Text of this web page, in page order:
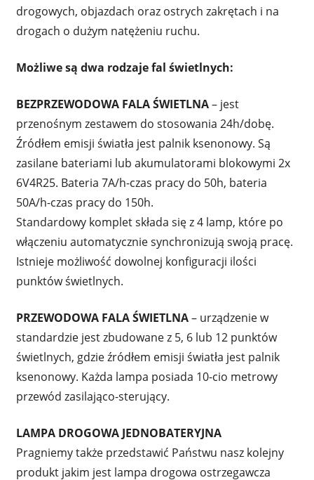
drogowych, objazdach oraz ostrych zakrętach i na
drogach o dużym natężeniu ruchu.
Możliwe są dwa rodzaje fal świetlnych:
BEZPRZEWODOWA FALA ŚWIETLNA– jest
przenośnym zestawem do stosowania 24h/dobę.
Źródłem emisji światła jest palnik ksenonowy. Są
zasilane bateriami lub akumulatorami blokowymi 2x
6V4R25. Bateria 7A/h-czas pracy do 50h, bateria
50A/h-czas pracy do 150h.
Standardowy komplet składa się z 4 lamp, które po
włączeniu automatycznie synchronizują swoją pracę.
Istnieje możliwość dowolnej konfiguracji ilości
punktów świetlnych.
PRZEWODOWA FALA ŚWIETLNA– urządzenie w
standardzie jest zbudowane z 5, 6 lub 12 punktów
świetlnych, gdzie źródłem emisji światła jest palnik
ksenonowy. Każda lampa posiada 10-cio metrowy
przewód zasilająco-sterujący.
LAMPA DROGOWA JEDNOBATERYJNA
Pragniemy także przedstawić Państwu nasz kolejny
produkt jakim jest lampa drogowa ostrzegawcza